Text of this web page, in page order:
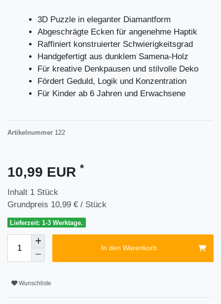
3D Puzzle in eleganter Diamantform
Abgeschrägte Ecken für angenehme Haptik
Raffiniert konstruierter Schwierigkeitsgrad
Handgefertigt aus dunklem Samena-Holz
Für kreative Denkpausen und stilvolle Deko
Fördert Geduld, Logik und Konzentration
Für Kinder ab 6 Jahren und Erwachsene
Artikelnummer 122
10,99 EUR *
Inhalt 1 Stück
Grundpreis 10,99 € / Stück
Lieferzeit: 1-3 Werktage.
In den Warenkorb
Wunschliste